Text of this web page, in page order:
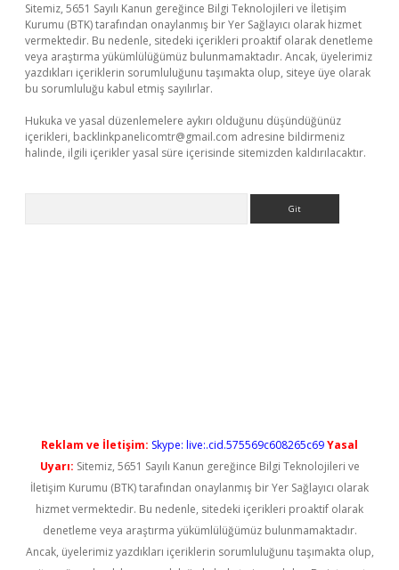
Sitemiz, 5651 Sayılı Kanun gereğince Bilgi Teknolojileri ve İletişim
Kurumu (BTK) tarafından onaylanmış bir Yer Sağlayıcı olarak hizmet
vermektedir. Bu nedenle, sitedeki içerikleri proaktif olarak denetleme
veya araştırma yükümlülüğümüz bulunmamaktadır. Ancak, üyelerimiz
yazdıkları içeriklerin sorumluluğunu taşımakta olup, siteye üye olarak
bu sorumluluğu kabul etmiş sayılırlar.
Hukuka ve yasal düzenlemelere aykırı olduğunu düşündüğünüz
içerikleri, backlinkpanelicomtr@gmail.com adresine bildirmeniz
halinde, ilgili içerikler yasal süre içerisinde sitemizden kaldırılacaktır.
Reklam ve İletişim: Skype: live:.cid.575569c608265c69Yasal
Uyarı: Sitemiz, 5651 Sayılı Kanun gereğince Bilgi Teknolojileri ve
İletişim Kurumu (BTK) tarafından onaylanmış bir Yer Sağlayıcı olarak
hizmet vermektedir. Bu nedenle, sitedeki içerikleri proaktif olarak
denetleme veya araştırma yükümlülüğümüz bulunmamaktadır.
Ancak, üyelerimiz yazdıkları içeriklerin sorumluluğunu taşımakta olup,